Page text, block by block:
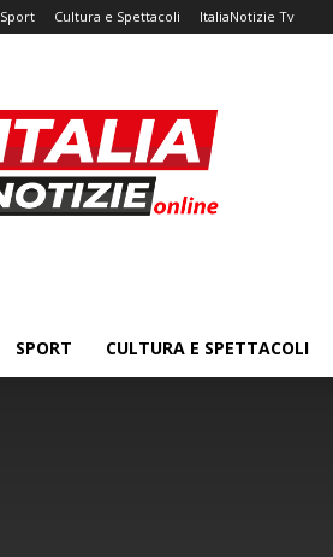
Sport Cultura e Spettacoli ItaliaNotizie Tv
SPORT CULTURA E SPETTACOLI